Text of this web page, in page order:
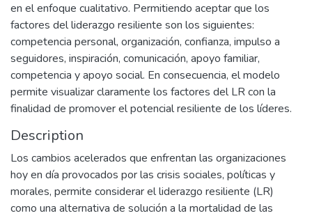
en el enfoque cualitativo. Permitiendo aceptar que los
factores del liderazgo resiliente son los siguientes:
competencia personal, organización, confianza, impulso a
seguidores, inspiración, comunicación, apoyo familiar,
competencia y apoyo social. En consecuencia, el modelo
permite visualizar claramente los factores del LR con la
finalidad de promover el potencial resiliente de los líderes.
Description
Los cambios acelerados que enfrentan las organizaciones
hoy en día provocados por las crisis sociales, políticas y
morales, permite considerar el liderazgo resiliente (LR)
como una alternativa de solución a la mortalidad de las